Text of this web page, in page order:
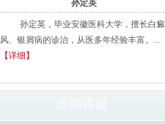
孙定英
孙定英，毕业安徽医科大学，擅长白癜
风、银屑病的诊治，从医多年经验丰富。...
【详细】